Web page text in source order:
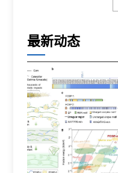
最新动态